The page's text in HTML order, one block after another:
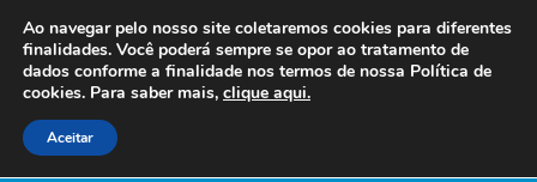
Ao navegar pelo nosso site coletaremos cookies para diferentes
finalidades. Você poderá sempre se opor ao tratamento de
dados conforme a finalidade nos termos de nossa Política de
cookies. Para saber mais, clique aqui.
Aceitar